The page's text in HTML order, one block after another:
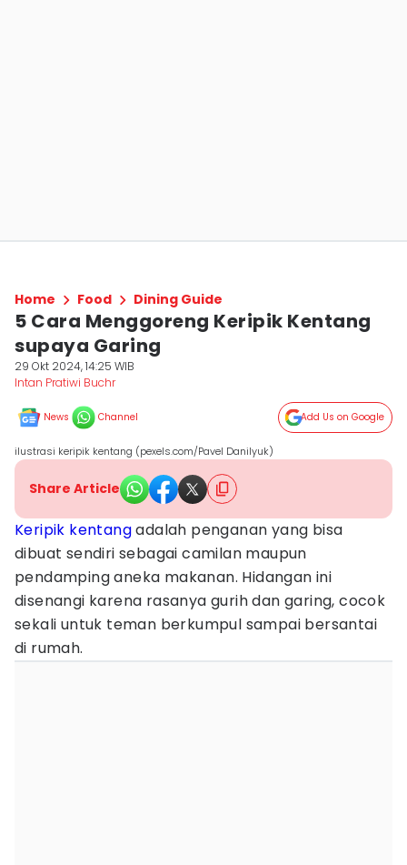
Home Food Dining Guide
5 Cara Menggoreng Keripik Kentang
supaya Garing
29 Okt 2024, 14:25 WIB
Intan Pratiwi Buchr
News Channel Add Us on Google
ilustrasi keripik kentang (pexels.com/Pavel Danilyuk)
Share Article
Keripik kentangadalah penganan yang bisa
dibuat sendiri sebagai camilan maupun
pendamping aneka makanan. Hidangan ini
disenangi karena rasanya gurih dan garing, cocok
sekali untuk teman berkumpul sampai bersantai
di rumah.